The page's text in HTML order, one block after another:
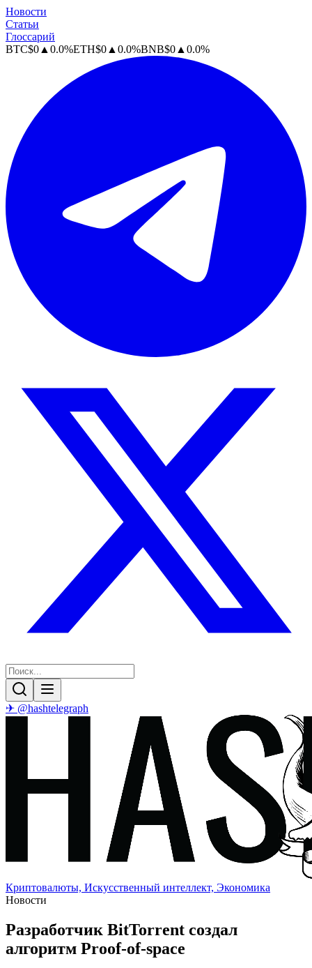
Новости
Статьи
Глоссарий
BTC$0 ▲ 0.0%ETH$0 ▲ 0.0%BNB$0 ▲ 0.0%
✈ @hashtelegraph
Криптовалюты, Искусственный интеллект, Экономика
Новости
Разработчик BitTorrent создал
алгоритм Proof-of-space